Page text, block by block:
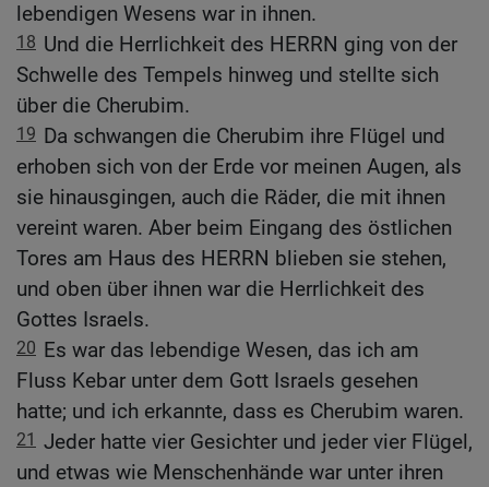
lebendigen Wesens war in ihnen.
18 Und die Herrlichkeit des HERRN ging von der
Schwelle des Tempels hinweg und stellte sich
über die Cherubim.
19 Da schwangen die Cherubim ihre Flügel und
erhoben sich von der Erde vor meinen Augen, als
sie hinausgingen, auch die Räder, die mit ihnen
vereint waren. Aber beim Eingang des östlichen
Tores am Haus des HERRN blieben sie stehen,
und oben über ihnen war die Herrlichkeit des
Gottes Israels.
20 Es war das lebendige Wesen, das ich am
Fluss Kebar unter dem Gott Israels gesehen
hatte; und ich erkannte, dass es Cherubim waren.
21 Jeder hatte vier Gesichter und jeder vier Flügel,
und etwas wie Menschenhände war unter ihren